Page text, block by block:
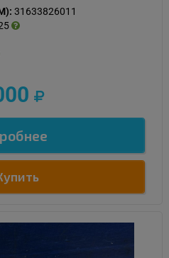
31633826011